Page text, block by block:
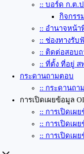
:: บอร์ด ก.ต.
กิจกรร
:: อำนาจหน้า
:: ช่องทางรับ
:: ติดต่อสอบถ
:: ที่ตั้ง ที่อยู่ ส
กระดานถามตอบ
:: กระดานถา
การเปิดเผยข้อมูล
:: การเปิดเผ
:: การเปิดเผ
:: การเปิดเผ